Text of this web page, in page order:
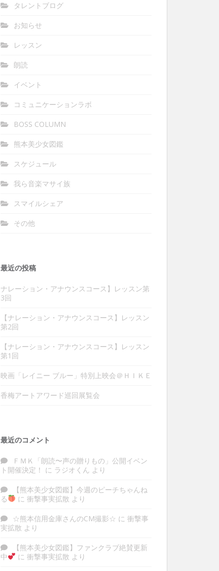
タレントブログ
お知らせ
レッスン
朗読
イベント
コミュニケーションラボ
BOSS COLUMN
熊本美少女図鑑
スケジュール
我ら音楽マサイ族
スマイルシェア
その他
最近の投稿
ナレーション・アナウンスコース】レッスン第
3回
【ナレーション・アナウンスコース】レッスン
第2回
【ナレーション・アナウンスコース】レッスン
第1回
映画「レイニー ブルー」特別上映会＠ＨＩＫＥ
香梅アートアワード巡回展覧会
最近のコメント
ＦＭＫ「朗読〜声の贈りもの」公開イベン
ト開催決定！ に ラジオくん より
【熊本美少女図鑑】今週のピーチちゃんね
る
に 衝撃事実拡散 より
☆熊本信用金庫さんのCM撮影☆ に 衝撃事
実拡散 より
【熊本美少女図鑑】ファンクラブ絶賛更新
中
に 衝撃事実拡散 より